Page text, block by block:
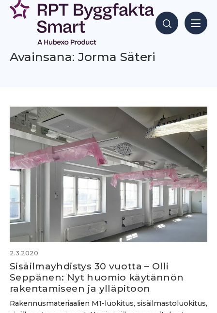
Siirry
sisältöön
Hae sisältöjä
Avainsana: Jorma Säteri
2.3.2020
Sisäilmayhdistys 30 vuotta – Olli
Seppänen: Nyt huomio käytännön
rakentamiseen ja ylläpitoon
Rakennusmateriaalien M1-luokitus, sisäilmastoluokitus,